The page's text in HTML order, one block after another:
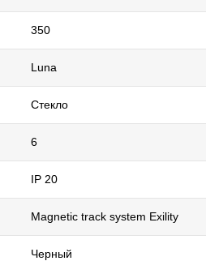
350
Luna
Стекло
6
IP 20
Magnetic track system Exility
Черный